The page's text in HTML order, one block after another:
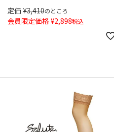
定価 ¥3,410のところ
会員限定価格 ¥2,898税込